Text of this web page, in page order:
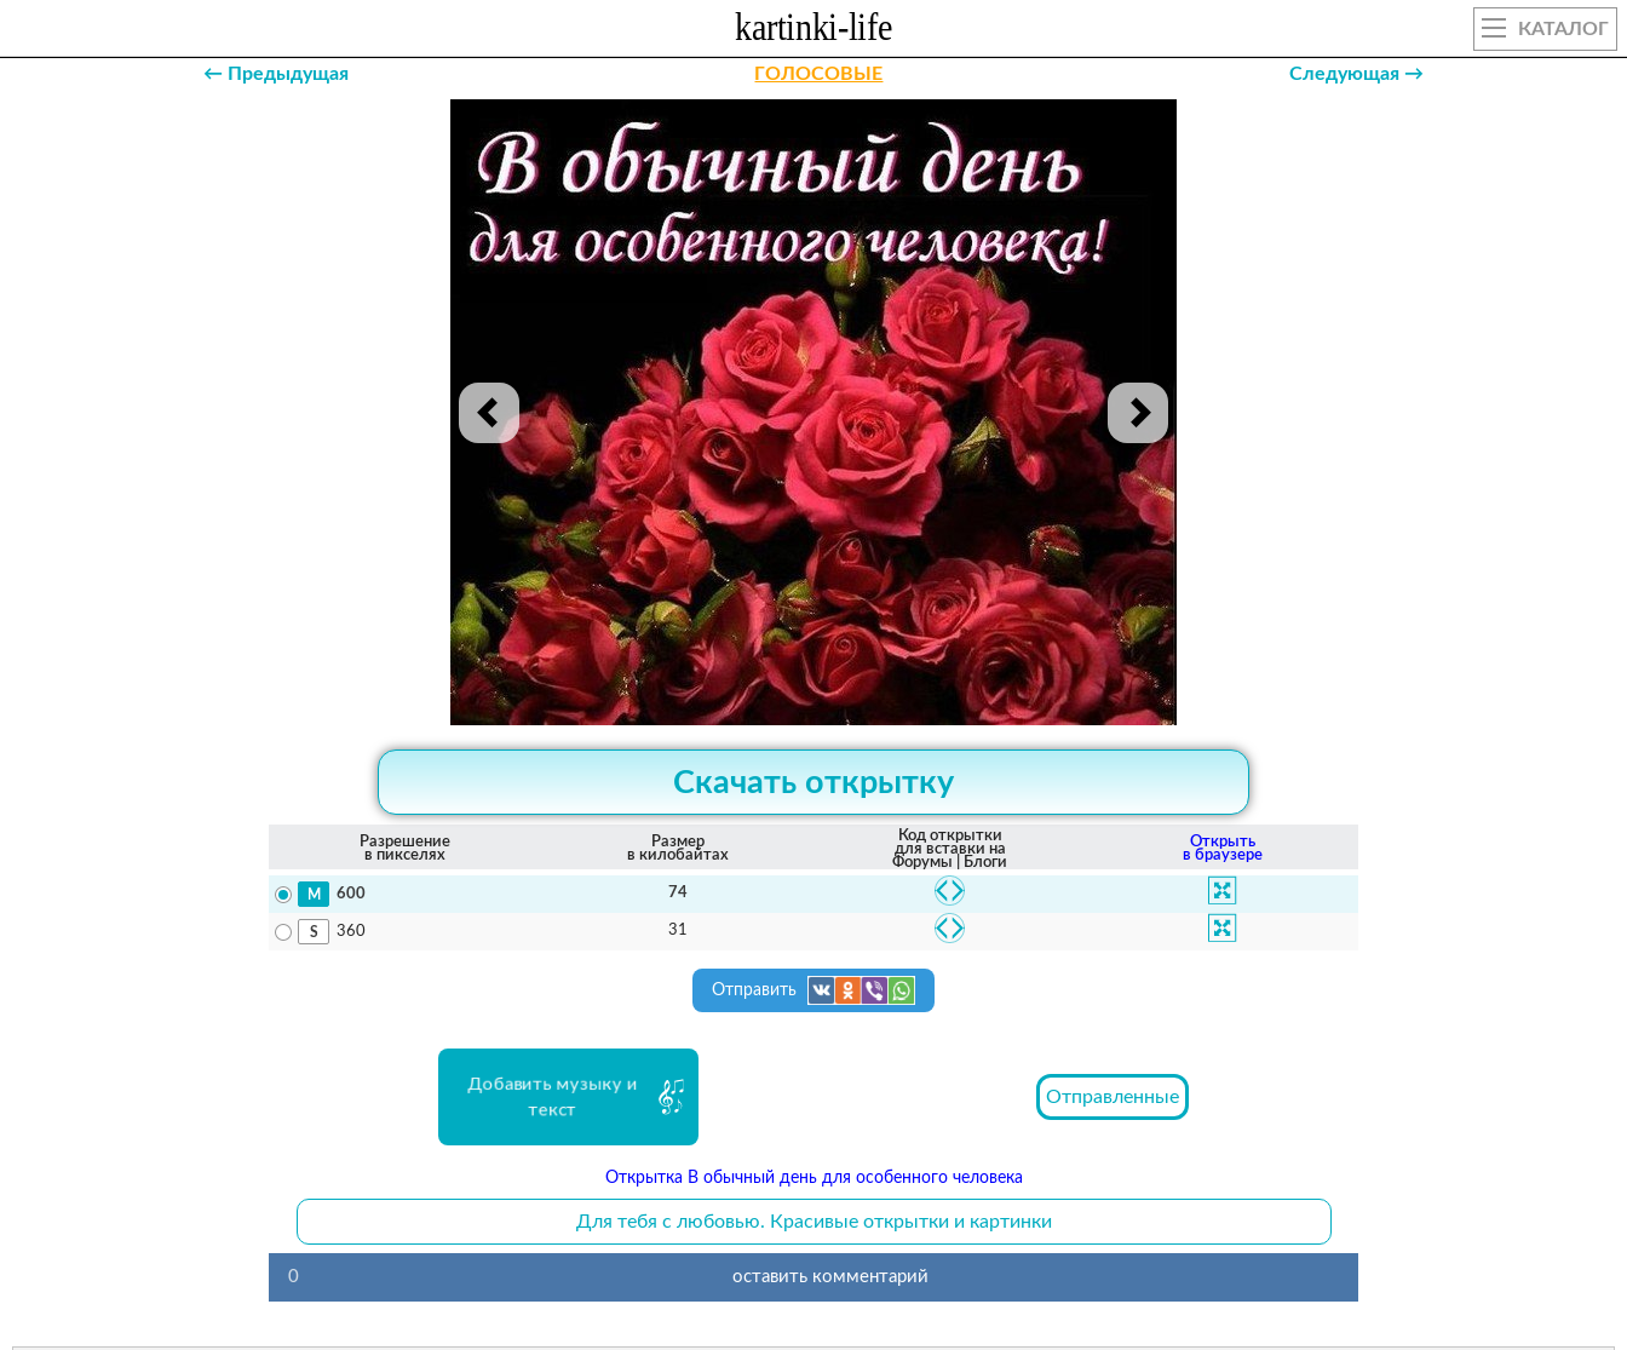
КАТАЛОГ
← Предыдущая ГОЛОСОВЫЕ Следующая →
Скачать открытку
Разрешение
в пикселях
Размер
в килобайтах
Код открытки
для вставки на
Форумы | Блоги
Открыть
в браузере
600 74
360 31
Отправить
Добавить музыку и
текст
Отправленные
Открытка В обычный день для особенного человека
Для тебя с любовью. Красивые открытки и картинки
0 оставить комментарий